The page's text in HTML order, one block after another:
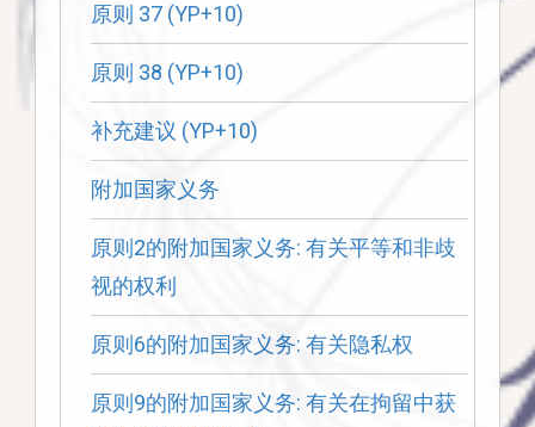
原则 37 (YP+10)
原则 38 (YP+10)
补充建议 (YP+10)
附加国家义务
原则2的附加国家义务: 有关平等和非歧
视的权利
原则6的附加国家义务: 有关隐私权
原则9的附加国家义务: 有关在拘留中获